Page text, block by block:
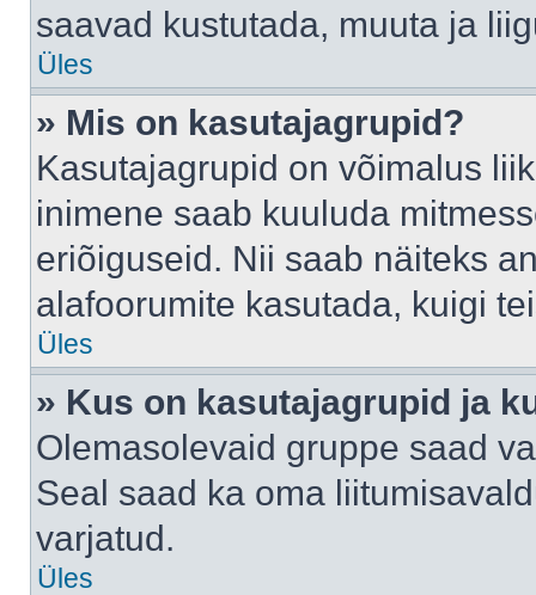
saavad kustutada, muuta ja
Üles
» Mis on kasutajagrupid?
Kasutajagrupid on võimalus
inimene saab kuuluda
eriõiguseid. Nii saab näiteks
alafoorumite kasutada, kuigi
Üles
» Kus on kasutajagrupid ja
Olemasolevaid gruppe saad
Seal saad ka oma
varjatud.
Üles